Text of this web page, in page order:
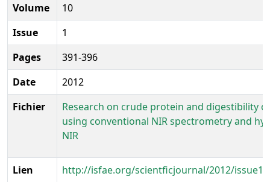
Volume
10
Issue
1
Pages
391-396
Date
2012
Fichier
Research on crude protein and digestibility
using conventional NIR spectrometry and
NIR
Lien
http://isfae.org/scientficjournal/2012/